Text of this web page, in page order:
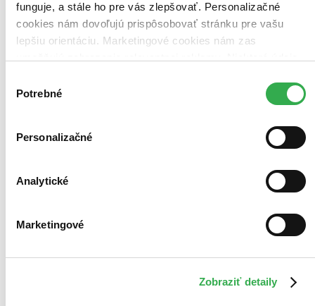
funguje, a stále ho pre vás zlepšovať. Personalizačné
cookies nám dovoľujú prispôsobovať stránku pre vašu
lepšiu orientáciu. Marketingové cookies nám zas
keby sme mohli používať všetky tieto cookies. Ďakujeme!
súhlasu
Potrebné
Personalizačné
Analytické
Marketingové
Zobraziť detaily
Pridať do zoznamu
Vložiť do košíka
Ďalšie formáty